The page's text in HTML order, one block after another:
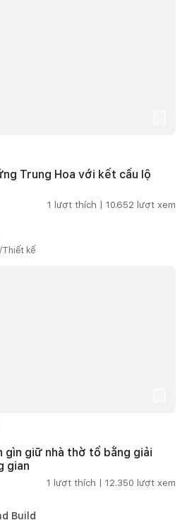
Trung Hoa với kết cấu lộ
1 lượt thích | 10.652 lượt xem
Thiết kế
gìn giữ nhà thờ tổ bằng giải
gian
1 lượt thích | 12.350 lượt xem
Build